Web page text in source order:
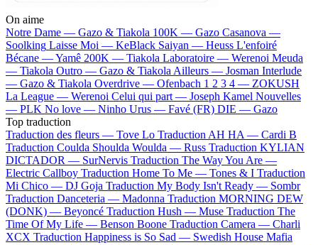
On aime
Notre Dame — Gazo & Tiakola 100K — Gazo Casanova —
Soolking Laisse Moi — KeBlack Saiyan — Heuss L'enfoiré
Bécane —Yamê 200K — Tiakola Laboratoire — Werenoi Meuda
— Tiakola Outro — Gazo & Tiakola Ailleurs — Josman Interlude
— Gazo & Tiakola Overdrive — Ofenbach 1 2 3 4 — ZOKUSH
La League — Werenoi Celui qui part — Joseph Kamel Nouvelles
— PLK No love — Ninho Urus — Favé (FR) DIE — Gazo
Top traduction
Traduction des fleurs — Tove Lo Traduction AH HA — Cardi B
Traduction Coulda Shoulda Woulda — Russ Traduction KYLIAN
DICTADOR — SurNervis Traduction The Way You Are —
Electric Callboy Traduction Home To Me — Tones & I Traduction
Mi Chico — DJ Goja Traduction My Body Isn't Ready — Sombr
Traduction Danceteria — Madonna Traduction MORNING DEW
(DONK) — Beyoncé Traduction Hush — Muse Traduction The
Time Of My Life — Benson Boone Traduction Camera — Charli
XCX Traduction Happiness is So Sad — Swedish House Mafia